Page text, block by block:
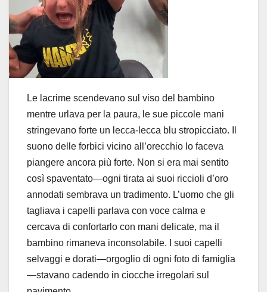
Le lacrime scendevano sul viso del bambino
mentre urlava per la paura, le sue piccole mani
stringevano forte un lecca-lecca blu stropicciato. Il
suono delle forbici vicino all’orecchio lo faceva
piangere ancora più forte. Non si era mai sentito
così spaventato—ogni tirata ai suoi riccioli d’oro
annodati sembrava un tradimento. L’uomo che gli
tagliava i capelli parlava con voce calma e
cercava di confortarlo con mani delicate, ma il
bambino rimaneva inconsolabile. I suoi capelli
selvaggi e dorati—orgoglio di ogni foto di famiglia
—stavano cadendo in ciocche irregolari sul